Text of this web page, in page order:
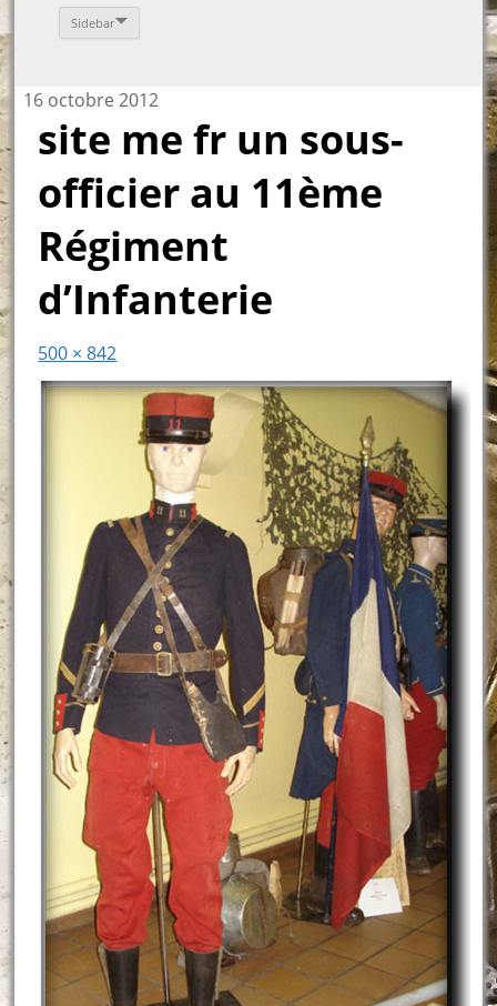
Sidebar
16 octobre 2012
site me fr un sous-
officier au 11ème
Régiment
d’Infanterie
500 × 842